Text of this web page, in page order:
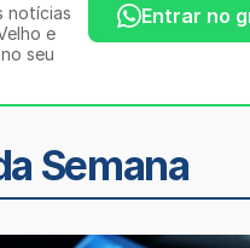
notícias
e
seu
Entrar no
Semana